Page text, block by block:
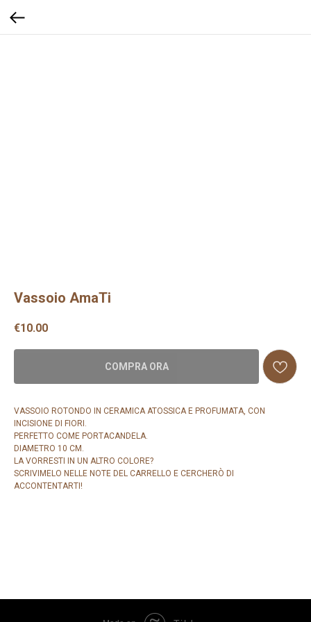
Vassoio AmaTi
€10.00
COMPRA ORA
VASSOIO ROTONDO IN CERAMICA ATOSSICA E PROFUMATA, CON
INCISIONE DI FIORI.
PERFETTO COME PORTACANDELA.
DIAMETRO 10 CM.
LA VORRESTI IN UN ALTRO COLORE?
SCRIVIMELO NELLE NOTE DEL CARRELLO E CERCHERÒ DI
ACCONTENTARTI!